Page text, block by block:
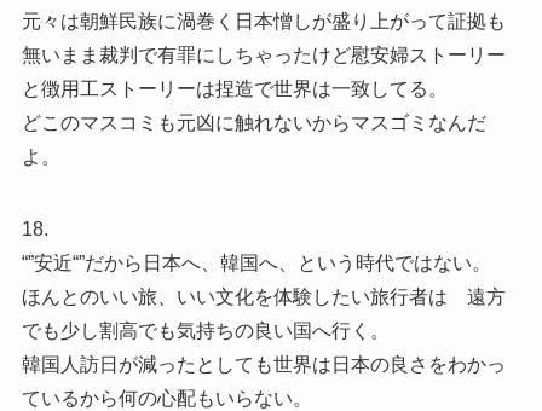
元々は朝鮮民族に渦巻く日本憎しが盛り上がって証拠も
無いまま裁判で有罪にしちゃったけど慰安婦ストーリー
と徴用工ストーリーは捏造で世界は一致してる。
どこのマスコミも元凶に触れないからマスゴミなんだ
よ。
18.
“”安近“”だから日本へ、韓国へ、という時代ではない。
ほんとのいい旅、いい文化を体験したい旅行者は 遠方
でも少し割高でも気持ちの良い国へ行く。
韓国人訪日が減ったとしても世界は日本の良さをわかっ
ているから何の心配もいらない。